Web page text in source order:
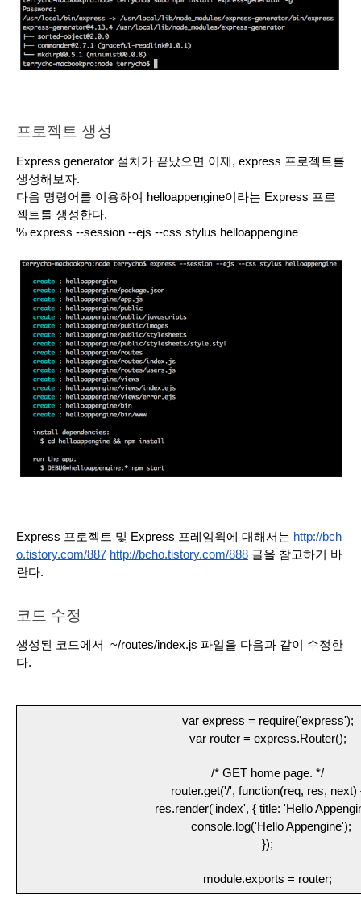
프로젝트 생성
Express generator 설치가 끝났으면 이제, express 프로젝트를
생성해보자.
다음 명령어를 이용하여 helloappengine이라는 Express 프로
젝트를 생성한다.
% express --session --ejs --css stylus helloappengine
Express 프로젝트 및 Express 프레임웍에 대해서는 http://bch
o.tistory.com/887 http://bcho.tistory.com/888 글을 참고하기 바
란다.
코드 수정
생성된 코드에서  ~/routes/index.js 파일을 다음과 같이 수정한
다.
var express = require('express');
var router = express.Router();
/* GET home page. */
router.get('/', function(req, res, next)
res.render('index', { title: 'Hello
console.log('Hello Appengine');
});
module.exports = router;